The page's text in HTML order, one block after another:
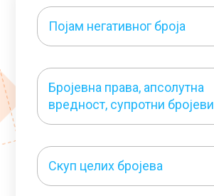
Појам негативног броја
Бројевна права, апсолутна
вредност, супротни бројеви
Скуп целих бројева